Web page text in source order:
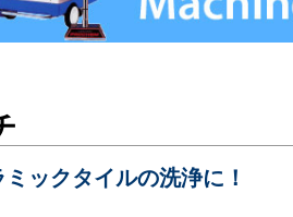
ックタイルの洗浄に！